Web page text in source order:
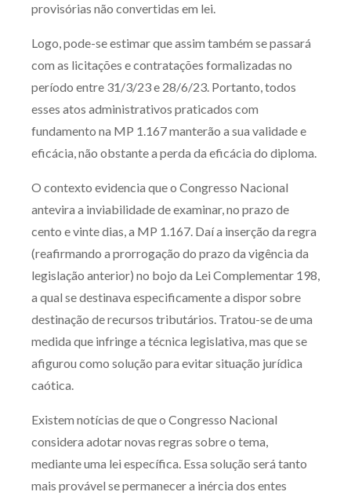
provisórias não convertidas em lei.
Logo, pode-se estimar que assim também se passará
com as licitações e contratações formalizadas no
período entre 31/3/23 e 28/6/23. Portanto, todos
esses atos administrativos praticados com
fundamento na MP 1.167 manterão a sua validade e
eficácia, não obstante a perda da eficácia do diploma.
O contexto evidencia que o Congresso Nacional
antevira a inviabilidade de examinar, no prazo de
cento e vinte dias, a MP 1.167. Daí a inserção da regra
(reafirmando a prorrogação do prazo da vigência da
legislação anterior) no bojo da Lei Complementar 198,
a qual se destinava especificamente a dispor sobre
destinação de recursos tributários. Tratou-se de uma
medida que infringe a técnica legislativa, mas que se
afigurou como solução para evitar situação jurídica
caótica.
Existem notícias de que o Congresso Nacional
considera adotar novas regras sobre o tema,
mediante uma lei específica. Essa solução será tanto
mais provável se permanecer a inércia dos entes